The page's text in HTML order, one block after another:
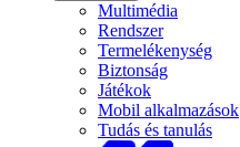
Multimédia
Rendszer
Termelékenység
Biztonság
Játékok
Mobil alkalmazások
Tudás és tanulás